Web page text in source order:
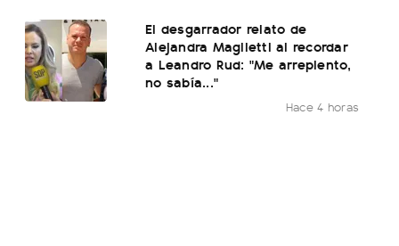
El desgarrador relato de
Alejandra Maglietti al recordar
a Leandro Rud: "Me arrepiento,
no sabía..."
Hace 4 horas